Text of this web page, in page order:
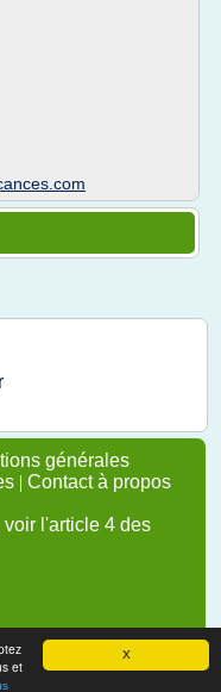
X
et
générales
| Contact à propos
l'article 4 des